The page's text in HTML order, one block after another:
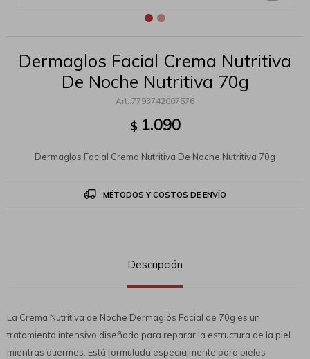
Dermaglos Facial Crema Nutritiva
De Noche Nutritiva 70g
7793742007576
$ 1.090
Dermaglos Facial Crema Nutritiva De Noche Nutritiva 70g
MÉTODOS Y COSTOS DE ENVÍO
Descripción
La Crema Nutritiva de Noche Dermaglós Facial de 70g es un
tratamiento intensivo diseñado para reparar la estructura de la piel
mientras duermes. Está formulada especialmente para pieles